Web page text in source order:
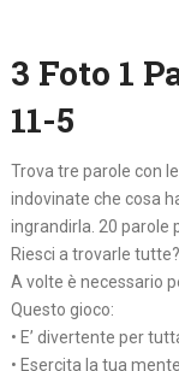
3 Foto 1
11-5
Trova tre parole con
indovinate che cosa
ingrandirla. 20 parole
Riesci a trovarle tutte?
A volte è necessario
Questo gioco:
• E’ divertente per
• Esercita la tua mente